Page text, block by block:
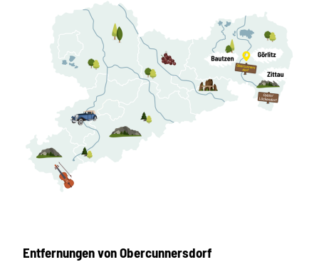
Entfernungen von Obercunnersdorf